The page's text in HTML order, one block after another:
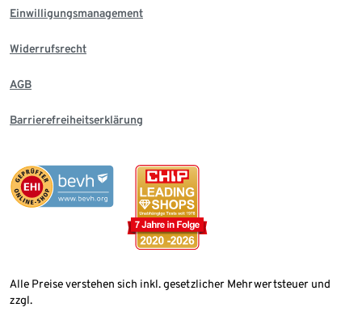
Einwilligungsmanagement
Widerrufsrecht
AGB
Barrierefreiheitserklärung
Alle Preise verstehen sich inkl. gesetzlicher Mehrwertsteuer und
zzgl.